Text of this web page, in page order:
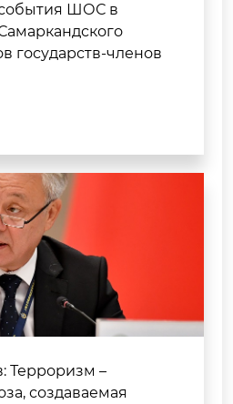
ШОС в
государств-членов
Терроризм –
создаваемая